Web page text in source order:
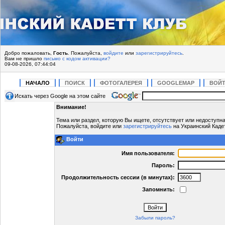
Добро пожаловать, Гость . Пожалуйста, войдите или зарегистрируйтесь
Вам не пришло письмо с кодом активации?
09-08-2026, 07:44:04
НАЧАЛО ПОИСК ФОТОГАЛЕРЕЯ GOOGLEMAP
Искать через Google на этом сайте
Внимание!
Тема или раздел, которую Вы ищете, отсутствует или
Пожалуйста, войдите или зарегистрируйтесь на Украинский
Войти
Имя пользователя:
Пароль:
Продолжительность сессии (в минутах):
Запомнить:
Забыли пароль?